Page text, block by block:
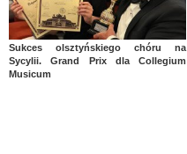
Sukces olsztyńskiego chóru na
Sycylii. Grand Prix dla Collegium
Musicum